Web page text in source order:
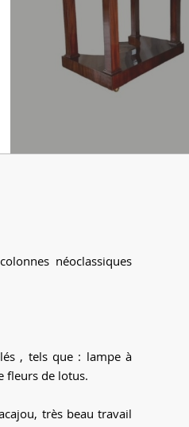
néoclassiques
, tels que : lampe à
fleurs de lotus.
très beau travail